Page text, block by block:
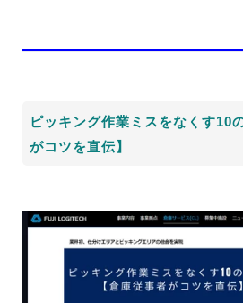
ピッキング作業ミスをなくす10
がコツを直伝】